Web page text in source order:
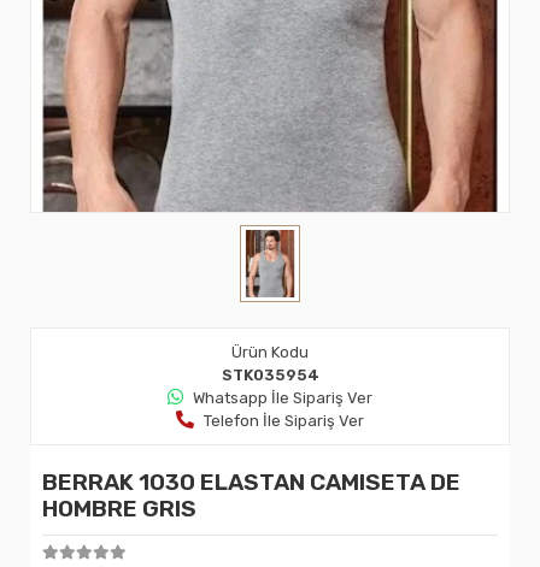
Ürün Kodu
STK035954
Whatsapp İle Sipariş Ver
Telefon İle Sipariş Ver
BERRAK 1030 ELASTAN CAMISETA DE
HOMBRE GRIS